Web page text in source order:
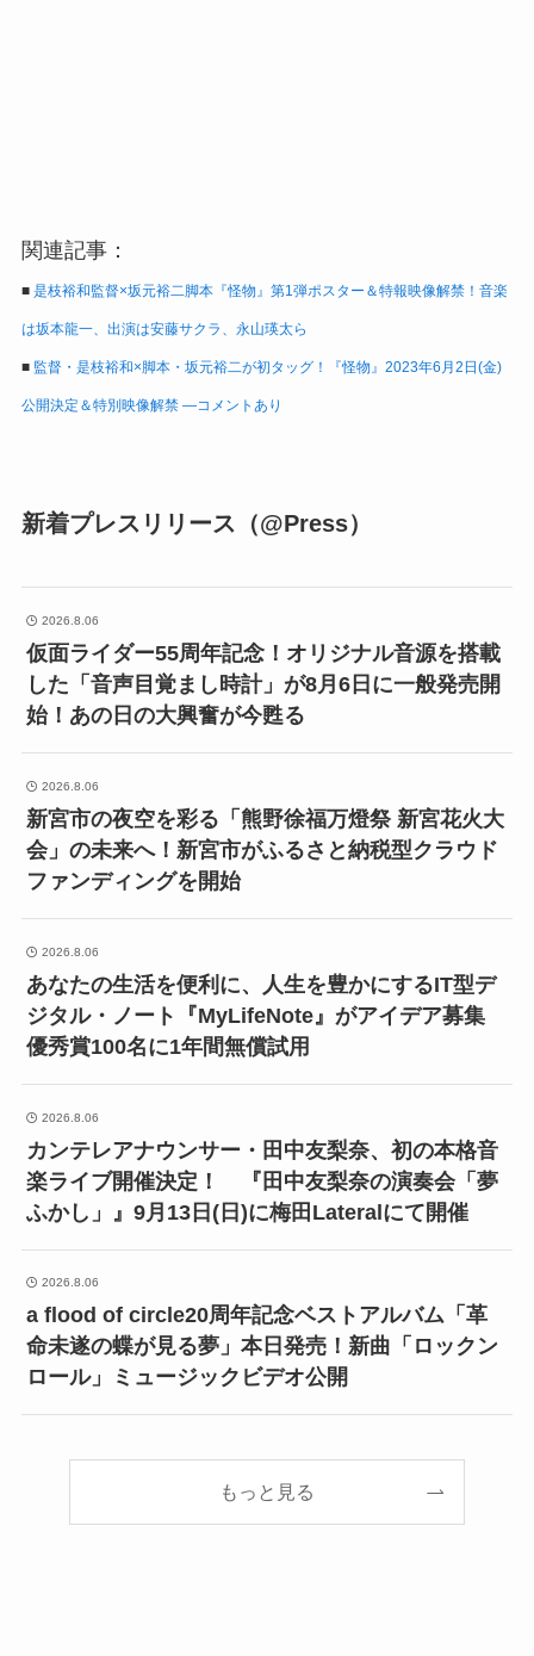
関連記事：
■ 是枝裕和監督×坂元裕二脚本『怪物』第1弾ポスター＆特報映像解禁！音楽
は坂本龍一、出演は安藤サクラ、永山瑛太ら
■ 監督・是枝裕和×脚本・坂元裕二が初タッグ！『怪物』2023年6月2日(金)
公開決定＆特別映像解禁 ―コメントあり
新着プレスリリース（@Press）
2026.8.06
仮面ライダー55周年記念！オリジナル音源を搭載
した「音声目覚まし時計」が8月6日に一般発売開
始！あの日の大興奮が今甦る
2026.8.06
新宮市の夜空を彩る「熊野徐福万燈祭 新宮花火大
会」の未来へ！新宮市がふるさと納税型クラウド
ファンディングを開始
2026.8.06
あなたの生活を便利に、人生を豊かにするIT型デ
ジタル・ノート『MyLifeNote』がアイデア募集
優秀賞100名に1年間無償試用
2026.8.06
カンテレアナウンサー・田中友梨奈、初の本格音
楽ライブ開催決定！ 『田中友梨奈の演奏会「夢
ふかし」』9月13日(日)に梅田Lateralにて開催
2026.8.06
a flood of circle20周年記念ベストアルバム「革
命未遂の蝶が見る夢」本日発売！新曲「ロックン
ロール」ミュージックビデオ公開
もっと見る